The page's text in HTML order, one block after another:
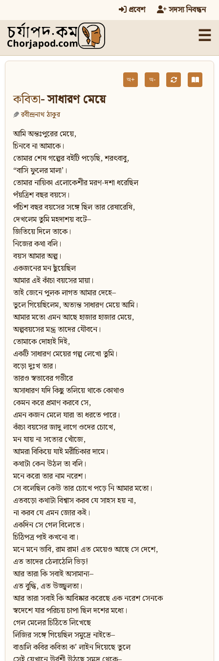
প্রবেশ সদস্য নিবন্ধন
☰
অ+ অ-
কবিতা- সাধারণ মেয়ে
রবীন্দ্রনাথ ঠাকুর
আমি অন্তঃপুরের মেয়ে,
চিনবে না আমাকে।
তোমার শেষ গল্পের বইটি পড়েছি, শরৎবাবু,
“বাসি ফুলের মালা’।
তোমার নায়িকা এলোকেশীর মরণ-দশা ধরেছিল
পঁয়ত্রিশ বছর বয়সে।
পঁচিশ বছর বয়সের সঙ্গে ছিল তার রেষারেষি,
দেখলেম তুমি মহদাশয় বটে–
জিতিয়ে দিলে তাকে।
নিজের কথা বলি।
বয়স আমার অল্প।
একজনের মন ছুঁয়েছিল
আমার এই কাঁচা বয়সের মায়া।
তাই জেনে পুলক লাগত আমার দেহে–
ভুলে গিয়েছিলেম, অত্যন্ত সাধারণ মেয়ে আমি।
আমার মতো এমন আছে হাজার হাজার মেয়ে,
অল্পবয়সের মন্ত্র তাদের যৌবনে।
তোমাকে দোহাই দিই,
একটি সাধারণ মেয়ের গল্প লেখো তুমি।
বড়ো দুঃখ তার।
তারও স্বভাবের গভীরে
অসাধারণ যদি কিছু তলিয়ে থাকে কোথাও
কেমন করে প্রমাণ করবে সে,
এমন কজন মেলে যারা তা ধরতে পারে।
কাঁচা বয়সের জাদু লাগে ওদের চোখে,
মন যায় না সত্যের খোঁজে,
আমরা বিকিয়ে যাই মরীচিকার দামে।
কথাটা কেন উঠল তা বলি।
মনে করো তার নাম নরেশ।
সে বলেছিল কেউ তার চোখে পড়ে নি আমার মতো।
এতবড়ো কথাটা বিশ্বাস করব যে সাহস হয় না,
না করব যে এমন জোর কই।
একদিন সে গেল বিলেতে।
চিঠিপত্র পাই কখনো বা।
মনে মনে ভাবি, রাম রাম! এত মেয়েও আছে সে দেশে,
এত তাদের ঠেলাঠেলি ভিড়!
আর তারা কি সবাই অসামান্য–
এত বুদ্ধি, এত উজ্জ্বলতা।
আর তারা সবাই কি আবিষ্কার করেছে এক নরেশ সেনকে
স্বদেশে যার পরিচয় চাপা ছিল দশের মধ্যে।
গেল মেলের চিঠিতে লিখেছে
লিজির সঙ্গে গিয়েছিল সমুদ্রে নাইতে–
বাঙালি কবির কবিতা ক’ লাইন দিয়েছে তুলে